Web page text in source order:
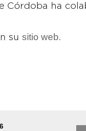
Córdoba ha
su sitio web.